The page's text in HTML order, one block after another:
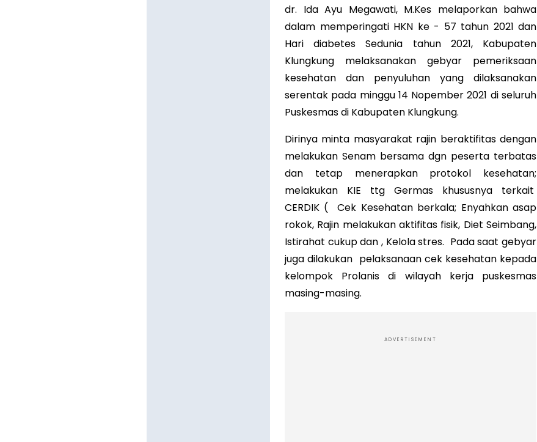
dr. Ida Ayu Megawati, M.Kes melaporkan bahwa
dalam memperingati HKN ke - 57 tahun 2021 dan
Hari diabetes Sedunia tahun 2021, Kabupaten
Klungkung melaksanakan gebyar pemeriksaan
kesehatan dan penyuluhan yang dilaksanakan
serentak pada minggu 14 Nopember 2021 di seluruh
Puskesmas di Kabupaten Klungkung.
Dirinya minta masyarakat rajin beraktifitas dengan
melakukan Senam bersama dgn peserta terbatas
dan tetap menerapkan protokol kesehatan;
melakukan KIE ttg Germas khususnya terkait
CERDIK ( Cek Kesehatan berkala; Enyahkan asap
rokok, Rajin melakukan aktifitas fisik, Diet Seimbang,
Istirahat cukup dan , Kelola stres. Pada saat gebyar
juga dilakukan pelaksanaan cek kesehatan kepada
kelompok Prolanis di wilayah kerja puskesmas
masing-masing.
ADVERTISEMENT